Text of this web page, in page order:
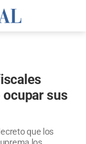
ocupar sus
que los